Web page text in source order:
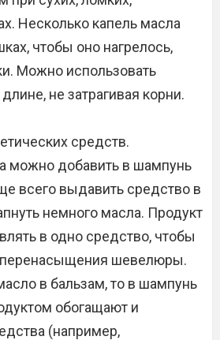
Несколько капель масла
чтобы оно нагрелось,
Можно использовать
не затрагивая корни.
средств.
можно добавить в шампунь
всего выдавить средство в
немного масла. Продукт
в одно средство, чтобы
шевелюры.
в бальзам, то в шампунь
обогащают и
(например,